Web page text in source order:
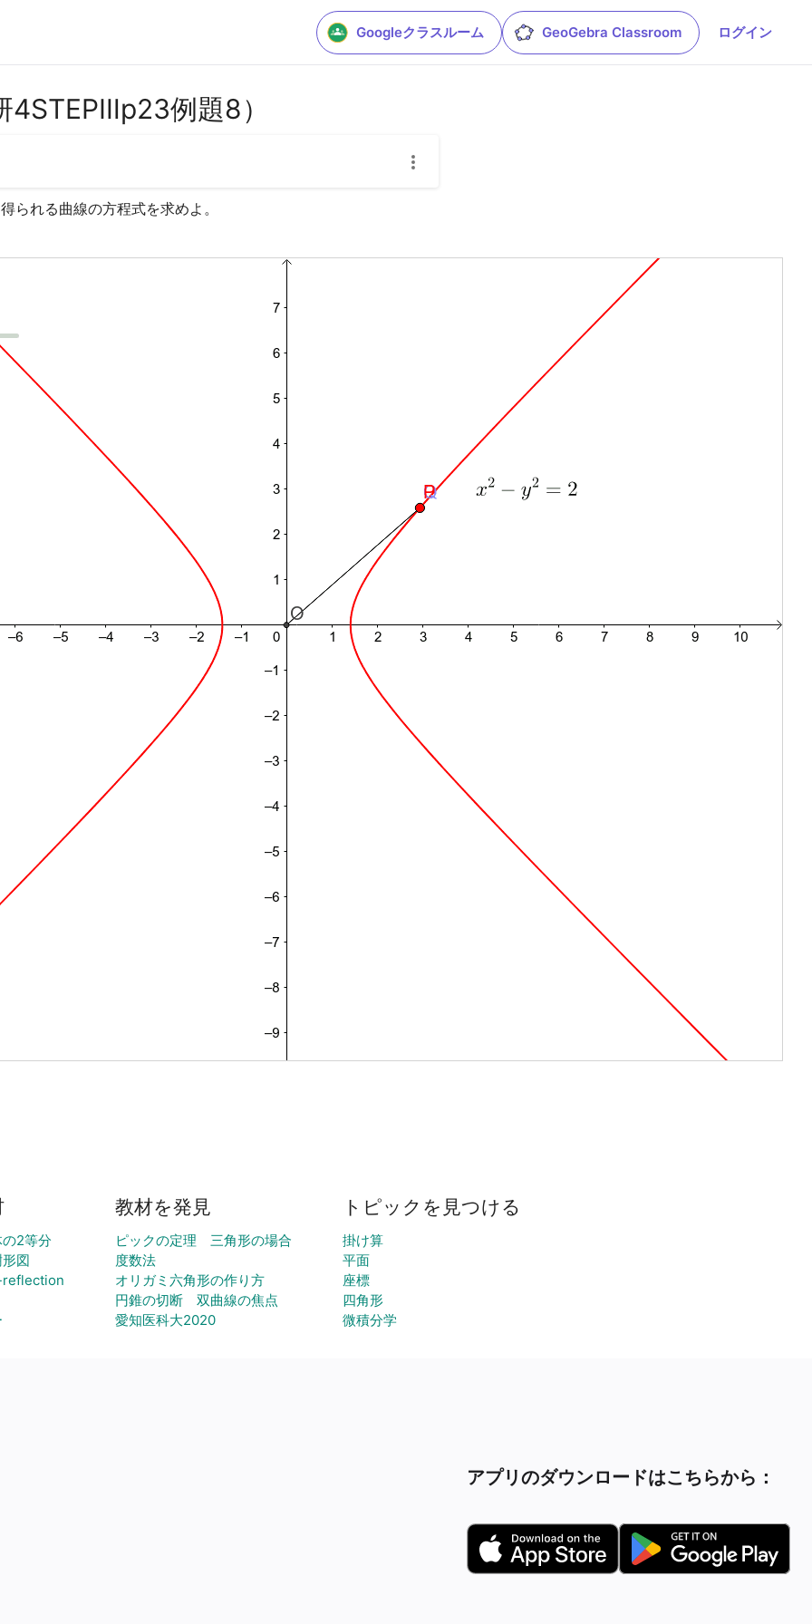
Googleクラスルーム GeoGebra Classroom ログイン
例題8）
られる曲線の方程式を求めよ。
2等分
図
教材を発見
ピックの定理 三角形の場合
度数法
オリガミ六角形の作り方
円錐の切断 双曲線の焦点
愛知医科大2020
トピックを見つける
掛け算
平面
座標
四角形
微積分学
アプリのダウンロードはこちらから：